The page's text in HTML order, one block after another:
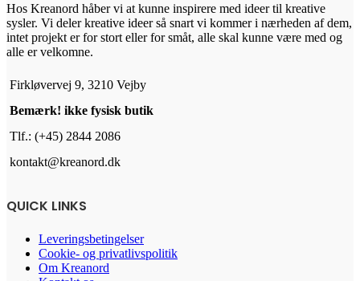
Hos Kreanord håber vi at kunne inspirere med ideer til kreative
sysler. Vi deler kreative ideer så snart vi kommer i nærheden af dem,
intet projekt er for stort eller for småt, alle skal kunne være med og
alle er velkomne.
Firkløvervej 9, 3210 Vejby
Bemærk! ikke fysisk butik
Tlf.: (+45) 2844 2086
kontakt@kreanord.dk
QUICK LINKS
Leveringsbetingelser
Cookie- og privatlivspolitik
Om Kreanord